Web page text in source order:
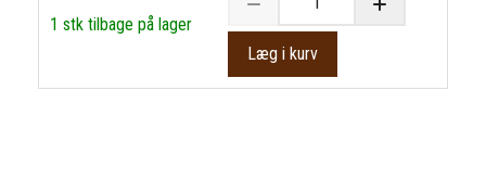
1 stk tilbage på lager
Læg i kurv